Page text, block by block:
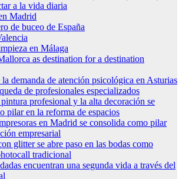
a la vida diaria
Madrid
de buceo de España
en Málaga
as destination for a destination
demanda de atención psicológica en Asturias
de profesionales especializados
profesional y la alta decoración se
pilar en la reforma de espacios
en Madrid se consolida como pilar
empresarial
glitter se abre paso en las bodas como
tradicional
encuentran una segunda vida a través del